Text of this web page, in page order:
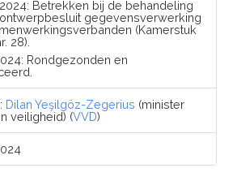
Betrekken bij de behandeling
gegevensverwerking
(Kamerstuk
28).
Rondgezonden en
Dilan Yeşilgöz-Zegerius (minister
veiligheid) (VVD)